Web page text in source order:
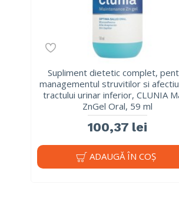
Supliment dietetic complet,
managementul struvitilor si
tractului urinar inferior, CLUNIA
ZnGel Oral, 59 ml
100,37 lei
ADAUGĂ ÎN COŞ